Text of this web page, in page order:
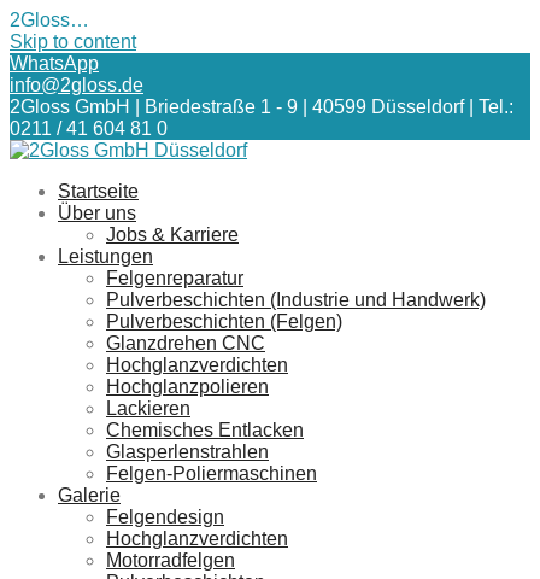
2Gloss…
Skip to content
WhatsApp
info@2gloss.de
2Gloss GmbH | Briedestraße 1 - 9 | 40599 Düsseldorf | Tel.:
0211 / 41 604 81 0
Startseite
Über uns
Jobs & Karriere
Leistungen
Felgenreparatur
Pulverbeschichten (Industrie und Handwerk)
Pulverbeschichten (Felgen)
Glanzdrehen CNC
Hochglanzverdichten
Hochglanzpolieren
Lackieren
Chemisches Entlacken
Glasperlenstrahlen
Felgen-Poliermaschinen
Galerie
Felgendesign
Hochglanzverdichten
Motorradfelgen